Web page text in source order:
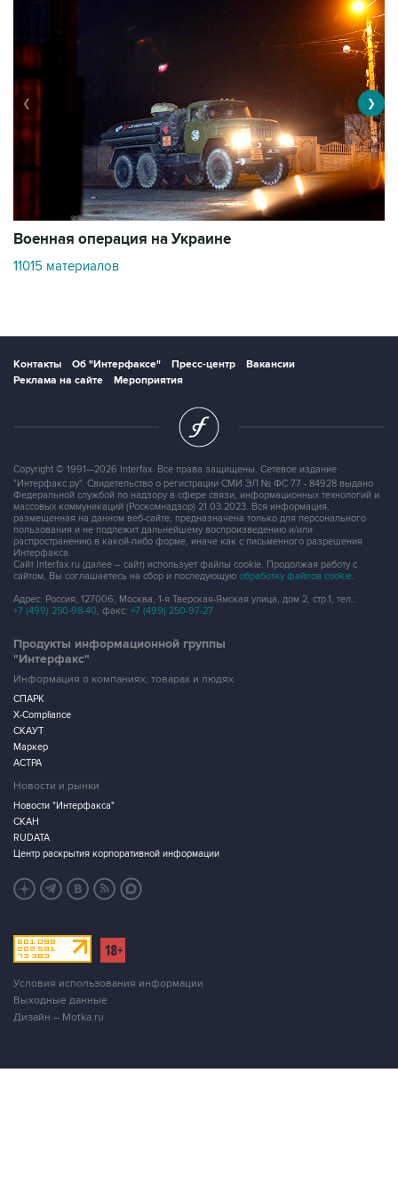
Военная операция на Украине
11015 материалов
❮ ❯
Контакты Об "Интерфаксе" Пресс-центр
Вакансии
Реклама на сайте
Мероприятия
Copyright © 1991—2026 Interfax. Все права защищены. Сетевое издание
"Интерфакс.ру". Свидетельство о регистрации СМИ ЭЛ № ФС 77 - 84928 выдано
Федеральной службой по надзору в сфере связи, информационных технологий и
массовых коммуникаций (Роскомнадзор) 21.03.2023. Вся информация,
размещенная на данном веб-сайте, предназначена только для персонального
пользования и не подлежит дальнейшему воспроизведению и/или
распространению в какой-либо форме, иначе как с письменного разрешения
Интерфакса.
Сайт Interfax.ru (далее – сайт) использует файлы cookie. Продолжая работу с
сайтом, Вы соглашаетесь на сбор и последующую обработку файлов cookie.
Адрес: Россия, 127006, Москва, 1-я Тверская-Ямская улица, дом 2, стр.1, тел.:
+7 (499) 250-98-40, факс: +7 (499) 250-97-27
Продукты информационной группы
"Интерфакс"
Информация о компаниях, товарах и людях
СПАРК
X-Compliance
СКАУТ
Маркер
АСТРА
Новости и рынки
Новости "Интерфакса"
СКАН
RUDATA
Центр раскрытия корпоративной информации
Условия использования информации
Выходные данные
Дизайн – Motka.ru